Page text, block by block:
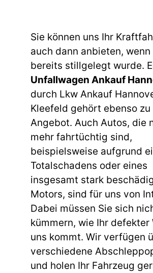
Sie können uns Ihr
auch dann anbieten, wenn
bereits stillgelegt wurde.
Unfallwagen Ankauf
durch Lkw Ankauf
Kleefeld gehört ebenso zu
Angebot. Auch Autos, die
mehr fahrtüchtig sind,
beispielsweise aufgrund
Totalschadens oder eines
insgesamt stark
Motors, sind für uns von
Dabei müssen Sie sich
kümmern, wie Ihr defekter
uns kommt. Wir verfügen
verschiedene
und holen Ihr Fahrzeug